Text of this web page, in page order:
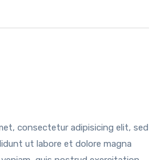
consectetur adipisicing elit, sed
ut labore et dolore magna